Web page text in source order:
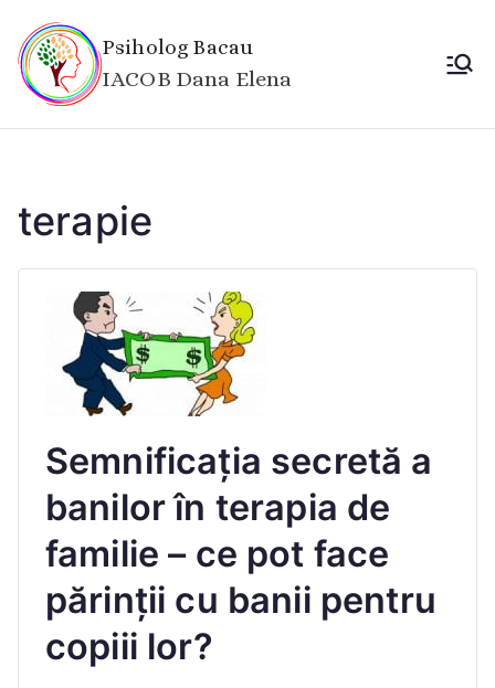
conținut
Psiholog Bacau
IACOB Dana Elena
terapie
Semnificația secretă a
banilor în terapia de
familie – ce pot face
părinții cu banii pentru
copiii lor?